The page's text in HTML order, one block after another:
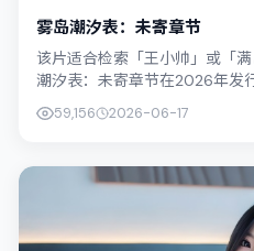
雾岛潮汐表：未寄章节
该片适合检索「王小帅」或「
潮汐表：未寄章节在2026年发
点落在家庭与社会的交错地带；
59,156 2026-06-17